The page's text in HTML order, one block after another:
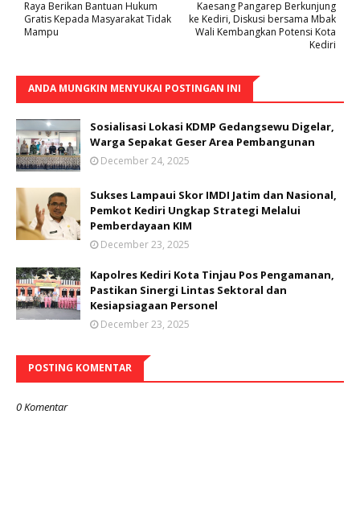
Kaesang Pangarep Berkunjung
ke Kediri, Diskusi bersama Mbak
Wali Kembangkan Potensi Kota
Kediri
Raya Berikan Bantuan Hukum
Gratis Kepada Masyarakat Tidak
Mampu
ANDA MUNGKIN MENYUKAI POSTINGAN INI
Sosialisasi Lokasi KDMP Gedangsewu Digelar,
Warga Sepakat Geser Area Pembangunan
December 24, 2025
Sukses Lampaui Skor IMDI Jatim dan Nasional,
Pemkot Kediri Ungkap Strategi Melalui
Pemberdayaan KIM
December 23, 2025
Kapolres Kediri Kota Tinjau Pos Pengamanan,
Pastikan Sinergi Lintas Sektoral dan
Kesiapsiagaan Personel
December 23, 2025
POSTING KOMENTAR
0 Komentar